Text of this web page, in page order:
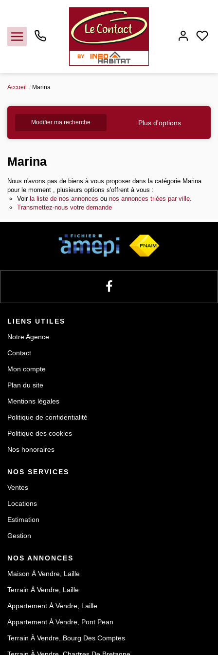
Acheter
Louer
Gerer
Notre agence
Contact
Accueil Marina
Modifier ma recherche Plus d'options
Marina
Nous n'avons pas de biens à vous proposer dans la catégorie Marina
pour le moment , plusieurs options s'offrent à vous :
Voir la liste de nos annonces ou nos annonces triées par ville.
Transmettez-nous votre demande
LIENS UTILES
Notre Agence
Contact
Mon compte
Plan du site
Mentions légales
Politique de confidentialité
Politique des cookies
Nos honoraires
NOS SERVICES
Ventes
Locations
Estimation
Gestion
NOS ANNONCES
Maison À Vendre, Laille
Terrain À Vendre, Laille
Appartement À Vendre, Laille
Appartement À Vendre, Pont Pean
Terrain À Vendre, Bourg Des Comptes